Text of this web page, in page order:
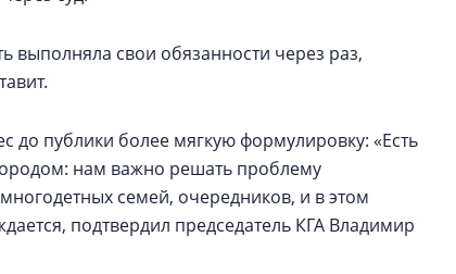
выполняла свои обязанности через раз,
до публики более мягкую формулировку: «Есть
нам важно решать проблему
семей, очередников, и в этом
подтвердил председатель КГА Владимир
Альшаева, Александр